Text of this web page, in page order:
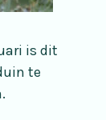
is dit
te